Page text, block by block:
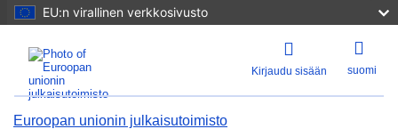
EU:n virallinen verkkosivusto
Kirjaudu sisään suomi
Euroopan unionin julkaisutoimisto